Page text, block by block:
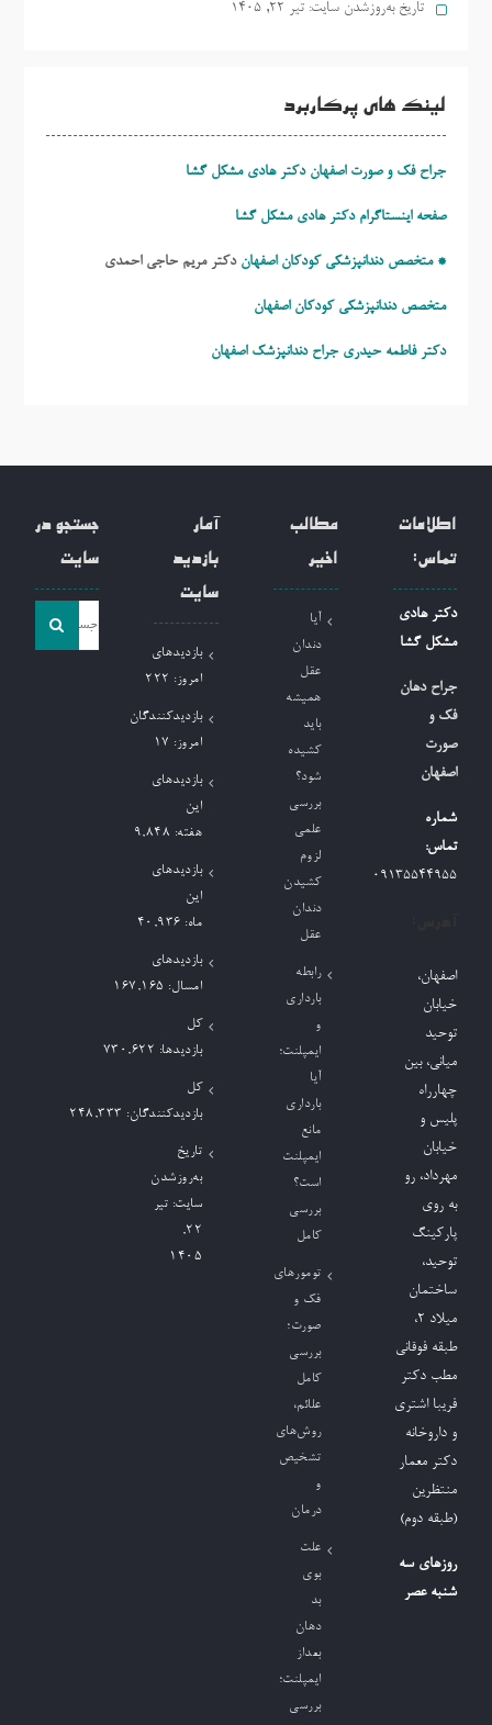
تاریخ به‌روزشدن سایت: تیر ۲۲, ۱۴۰۵
لینک های پرکاربرد
جراح فک و صورت اصفهان دکتر هادی مشکل گشا
صفحه اینستاگرام دکتر هادی مشکل گشا
* متخصص دندانپزشکی کودکان اصفهان دکتر مریم حاجی احمدی
متخصص دندانپزشکی کودکان اصفهان
دکتر فاطمه حیدری جراح دندانپزشک اصفهان
اطلاعات
تماس:
دکتر هادی
مشکل گشا
جراح دهان
فک و
صورت
اصفهان
شماره
تماس:
09135544955
اصفهان،
خیابان
توحید
میانی، بین
چهارراه
پلیس و
خیابان
مهرداد، رو
به روی
پارکینگ
توحید،
ساختمان
میلاد ٢،
طبقه فوقانی
مطب دکتر
فریبا اشتری
و داروخانه
دکتر معمار
منتظرین
(طبقه دوم)
روزهای سه
شنبه عصر
مطالب
اخیر
آیا
دندان
عقل
همیشه
باید
کشیده
شود؟
بررسی
علمی
لزوم
کشیدن
دندان
عقل
رابطه
بارداری
و
ایمپلنت؛
آیا
بارداری
مانع
ایمپلنت
است؟
بررسی
کامل
تومورهای
فک و
صورت؛
بررسی
کامل
علائم،
روش‌های
تشخیص
و
درمان
علت
بوی
بد
دهان
بعداز
ایمپلنت؛
بررسی
آمار
بازدید
سایت
بازدیدهای
امروز: 222
بازدیدکنندگان
امروز: 17
بازدیدهای
این
هفته: 9,848
بازدیدهای
این
ماه: 40,936
بازدیدهای
امسال: 167,165
کل
بازدیدها: 730,622
کل
بازدیدکنند‌گان: 248,333
تاریخ
به‌روزشدن
سایت: تیر
۲۲,
۱۴۰۵
جستجو در
سایت